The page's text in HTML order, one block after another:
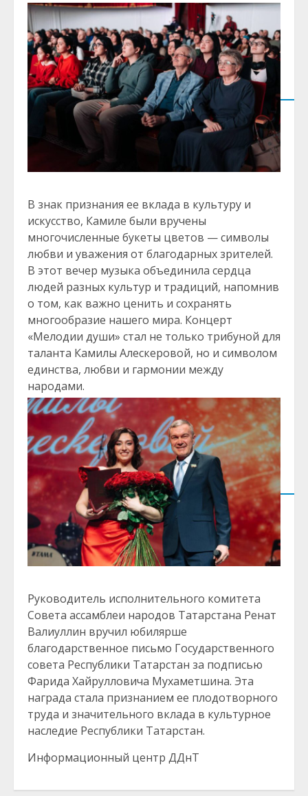
В знак признания ее вклада в культуру и
искусство, Камиле были вручены
многочисленные букеты цветов — символы
любви и уважения от благодарных зрителей.
В этот вечер музыка объединила сердца
людей разных культур и традиций, напомнив
о том, как важно ценить и сохранять
многообразие нашего мира. Концерт
«Мелодии души» стал не только трибуной для
таланта Камилы Алескеровой, но и символом
единства, любви и гармонии между
народами.
Руководитель исполнительного комитета
Совета ассамблеи народов Татарстана Ренат
Валиуллин вручил юбилярше
благодарственное письмо Государственного
совета Республики Татарстан за подписью
Фарида Хайрулловича Мухаметшина. Эта
награда стала признанием ее плодотворного
труда и значительного вклада в культурное
наследие Республики Татарстан.
Информационный центр ДДнТ